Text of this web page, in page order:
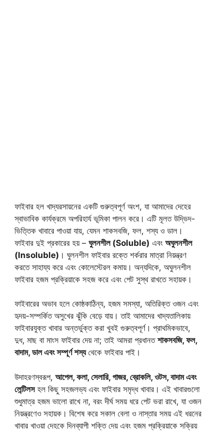
ফাইবার হল খাদ্যরসায়নের একটি গুরুত্বপূর্ণ অংশ, যা আমাদের দেহের
স্বাভাবিক কার্যক্রমে অপরিহার্য ভূমিকা পালন করে। এটি মূলত উদ্ভিদ-
ভিত্তিক খাবারে পাওয়া যায়, যেমন শাকসবজি, ফল, শস্য ও ডাল।
ফাইবার দুই প্রকারের হয় – ঘুলনশীল (Soluble) এবং অঘুলনশীল
(Insoluble) । ঘুলনশীল ফাইবার রক্তে শর্করার মাত্রা নিয়ন্ত্রণ
করতে সাহায্য করে এবং কোলেস্টেরল কমায়। অন্যদিকে, অঘুলনশীল
ফাইবার হজম প্রক্রিয়াকে সহজ করে এবং পেট সুস্থ রাখতে সহায়ক।
ফাইবারের অভাব হলে কোষ্ঠকাঠিন্য, হজম সমস্যা, অতিরিক্ত ওজন এবং
হৃদয়-সম্পর্কিত অসুখের ঝুঁকি বেড়ে যায়। তাই আমাদের খাদ্যতালিকায়
ফাইবারযুক্ত খাবার অন্তর্ভুক্ত করা খুবই গুরুত্বপূর্ণ। প্রাথমিকভাবে,
দুধ, মাছ বা মাংস ফাইবার দেয় না; তাই আমরা প্রধানত শাকসবজি, ফল,
বাদাম, ডাল এবং সম্পূর্ণ শস্যথেকে ফাইবার পাই।
উদাহরণস্বরূপ, আপেল, কলা, সেলারি, গাজর, ব্রোকলি, ওটস, বাদাম এবং
লেন্টিলসহল কিছু সহজলভ্য এবং ফাইবার সমৃদ্ধ খাবার। এই খাবারগুলো
শুধুমাত্র হজম ভালো রাখে না, বরং দীর্ঘ সময় ধরে পেট ভরা রাখে, যা ওজন
নিয়ন্ত্রণেও সহায়ক। বিশেষ করে সকাল বেলা ও নাস্তার সময় এই ধরনের
খাবার খাওয়া দেহকে দিনব্যাপী শক্তি দেয় এবং হজম প্রক্রিয়াকে সক্রিয়